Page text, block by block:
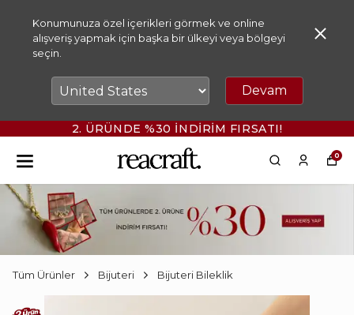
Konumunuza özel içerikleri görmek ve online
alışveriş yapmak için başka bir ülkeyi veya bölgeyi
seçin.
Devam
2. ÜRÜNDE %30 İNDİRİM FIRSATI!
0
Tüm Ürünler Bijuteri Bijuteri Bileklik